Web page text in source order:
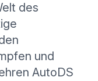
des
und
AutoDS